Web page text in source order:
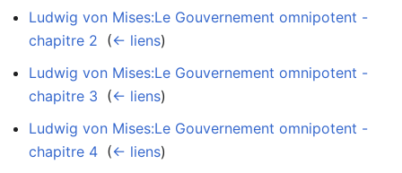
Ludwig von Mises:Le Gouvernement omnipotent -
chapitre 2 (← liens)
Ludwig von Mises:Le Gouvernement omnipotent -
chapitre 3 (← liens)
Ludwig von Mises:Le Gouvernement omnipotent -
chapitre 4 (← liens)